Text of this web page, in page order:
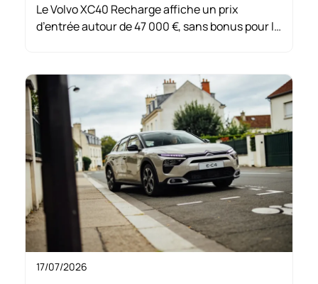
Le Volvo XC40 Recharge affiche un prix
d’entrée autour de 47 000 €, sans bonus pour la
disponible à l’achat.
17/07/2026